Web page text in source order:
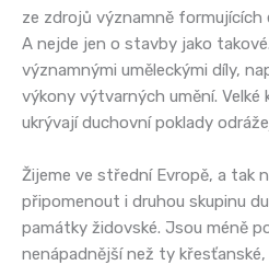
ze zdrojů významně formujících
A nejde jen o stavby jako
významnými uměleckými díly,
výkony výtvarných umění. Velké
ukrývají duchovní poklady
Žijeme ve střední Evropě, a tak
připomenout i druhou skupinu
památky židovské. Jsou méně
nenápadnější než ty křesťanské,